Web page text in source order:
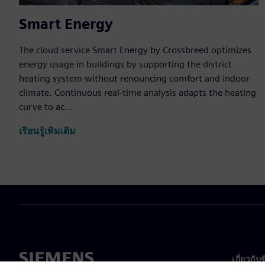
Smart Energy
The cloud service Smart Energy by Crossbreed optimizes
energy usage in buildings by supporting the district
heating system without renouncing comfort and indoor
climate. Continuous real-time analysis adapts the heating
curve to ac...
เรียนรู้เพิ่มเติม
เกี่ยวกับ